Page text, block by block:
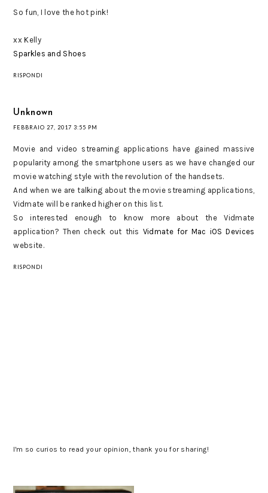
So fun, I love the hot pink!
xx Kelly
Sparkles and Shoes
RISPONDI
Unknown
FEBBRAIO 27, 2017 3:55 PM
Movie and video streaming applications have gained massive
popularity among the smartphone users as we have changed our
movie watching style with the revolution of the handsets.
And when we are talking about the movie streaming applications,
Vidmate will be ranked higher on this list.
So interested enough to know more about the Vidmate
application? Then check out this Vidmate for Mac iOS Devices
website.
RISPONDI
I'm so curios to read your opinion, thank you for sharing!